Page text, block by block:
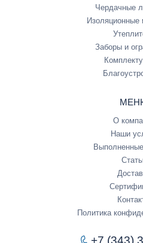
Чердачные
Изоляционные
Заборы и
О
Наши
Политика
+7 (343)